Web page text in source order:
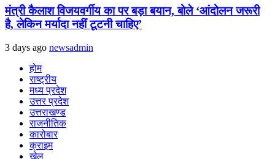
मंत्री कैलाश विजयवर्गीय का पर बड़ा बयान, बोले ‘आंदोलन जरूरी
है, लेकिन मर्यादा नहीं टूटनी चाहिए’
3 days ago newsadmin
होम
राष्ट्रीय
मध्य प्रदेश
उत्तर प्रदेश
उत्तराखण्ड
राजनीतिक
कारोबार
क्राइम
खेल